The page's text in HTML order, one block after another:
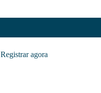
Registrar agora